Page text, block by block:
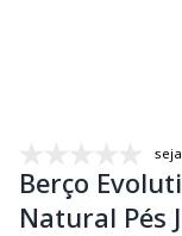
Berço
Natural Pés